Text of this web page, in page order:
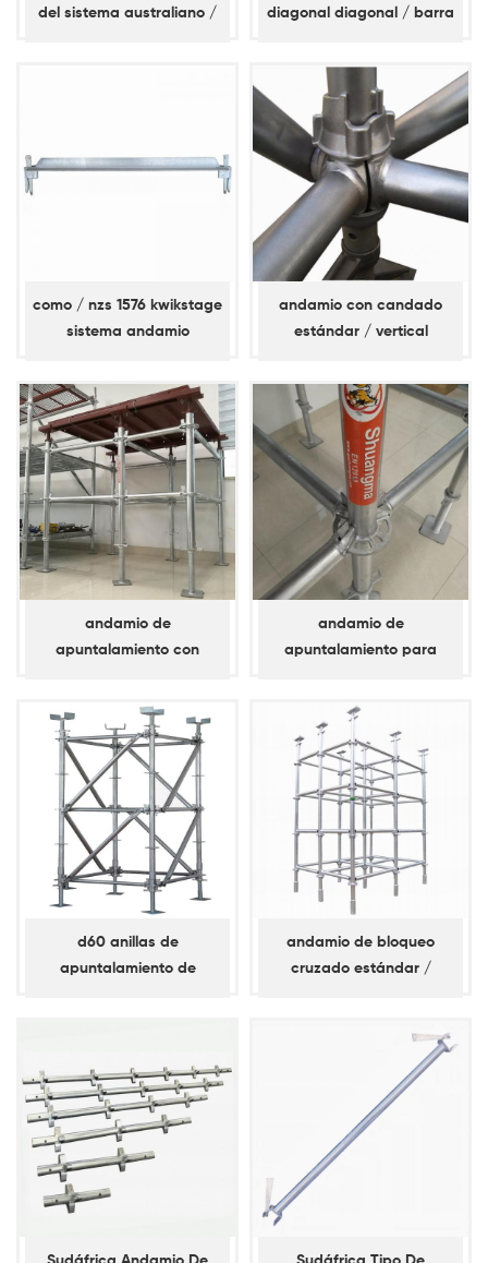
del sistema australiano /
diagonal diagonal / barra
como / nzs 1576 kwikstage
sistema andamio
andamio con candado
estándar / vertical
andamio de
apuntalamiento con
estándar / vertical
andamio de
apuntalamiento para
horizontal
d60 anillas de
apuntalamiento de
andamio de bloqueo
cruzado estándar /